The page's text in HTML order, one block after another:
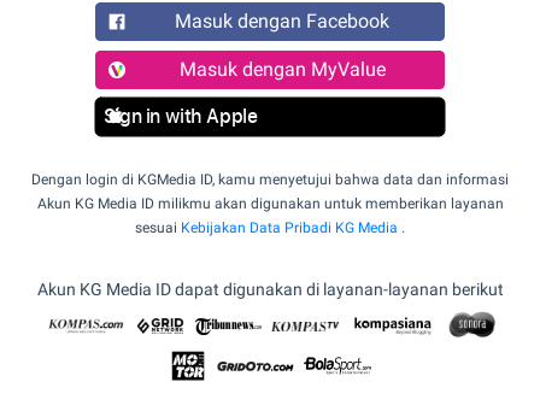
Masuk dengan Facebook
Masuk dengan MyValue
Sign in with Apple
Dengan login di KGMedia ID, kamu menyetujui bahwa data dan informasi
Akun KG Media ID milikmu akan digunakan untuk memberikan layanan
sesuai Kebijakan Data Pribadi KG Media .
Akun KG Media ID dapat digunakan di layanan-layanan berikut